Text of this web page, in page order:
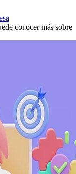
conocer más sobre